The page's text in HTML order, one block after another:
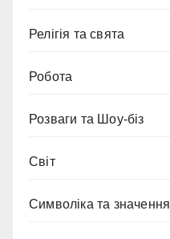
Релігія та свята
Робота
Розваги та Шоу-біз
Світ
Символіка та значення